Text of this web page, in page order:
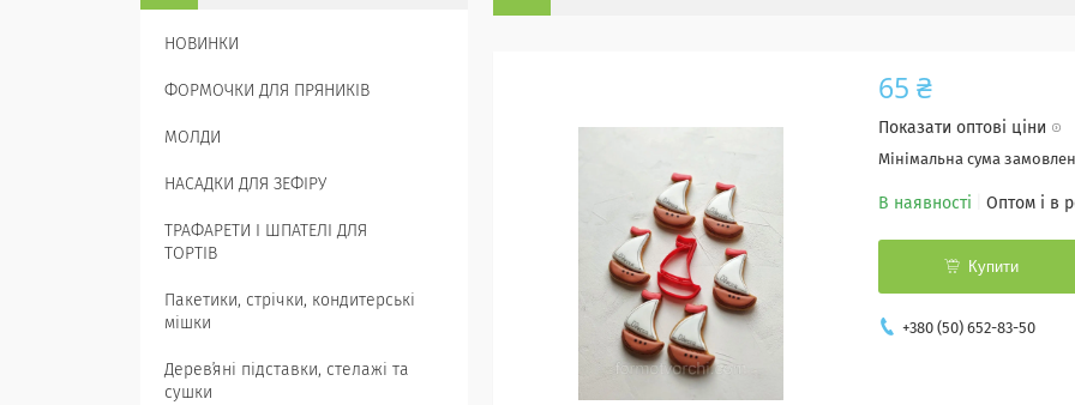
65 ₴
Показати оптові ціни
Мінімальна сума
В наявності Оптом і в
Купити
+380 (50) 652-83-50
НОВИНКИ
ФОРМОЧКИ ДЛЯ ПРЯНИКІВ
МОЛДИ
НАСАДКИ ДЛЯ ЗЕФІРУ
ТРАФАРЕТИ І ШПАТЕЛІ ДЛЯ
ТОРТІВ
Пакетики, стрічки, кондитерські
мішки
Деревʼяні підставки, стелажі та
сушки